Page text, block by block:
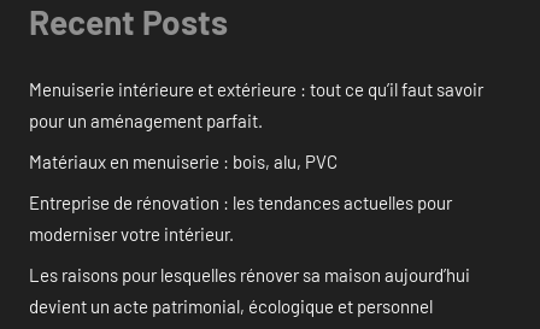
Recent Posts
Menuiserie intérieure et extérieure : tout ce qu’il faut savoir
pour un aménagement parfait.
Matériaux en menuiserie : bois, alu, PVC
Entreprise de rénovation : les tendances actuelles pour
moderniser votre intérieur.
Les raisons pour lesquelles rénover sa maison aujourd’hui
devient un acte patrimonial, écologique et personnel